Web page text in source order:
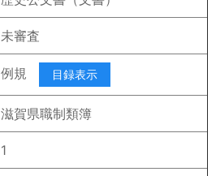
未審査
例規 目録表示
滋賀県職制類簿
1